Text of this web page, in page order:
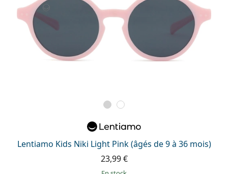
Lentiamo Kids Niki Light Pink (âgés de 9 à 36 mois)
23,99 €